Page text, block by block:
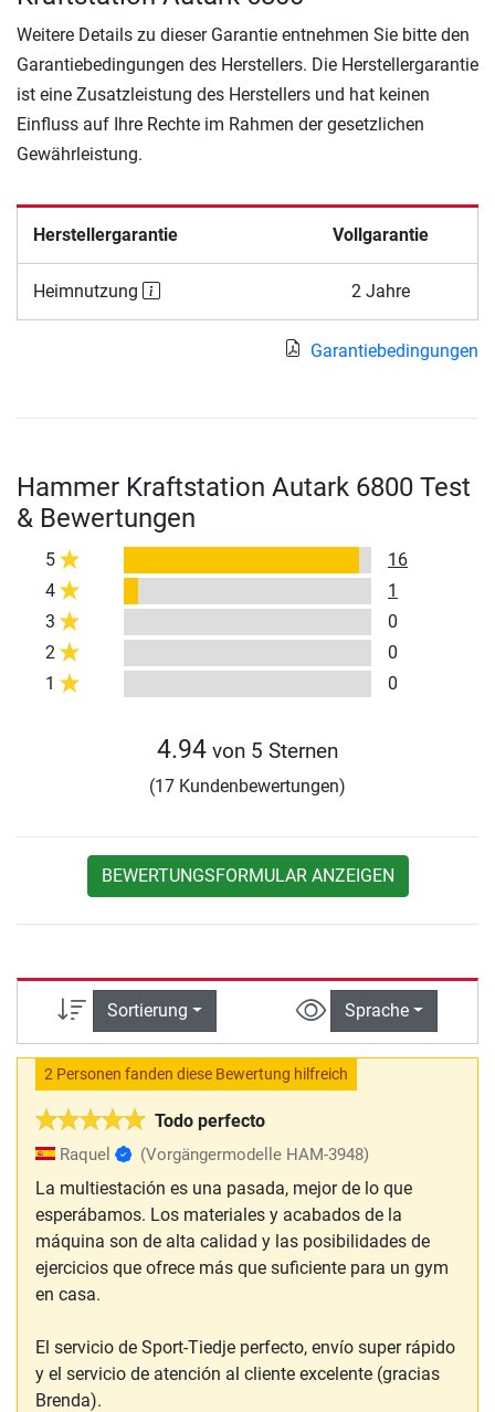
Weitere Details zu dieser Garantie entnehmen Sie bitte den
Garantiebedingungen des Herstellers. Die Herstellergarantie
ist eine Zusatzleistung des Herstellers und hat keinen
Einfluss auf Ihre Rechte im Rahmen der gesetzlichen
Gewährleistung.
Herstellergarantie Vollgarantie
Heimnutzung 2 Jahre
Garantiebedingungen
Hammer Kraftstation Autark 6800 Test
& Bewertungen
5
16
4
1
3
0
2
0
1
0
4.94 von 5 Sternen
(17 Kundenbewertungen)
BEWERTUNGSFORMULAR ANZEIGEN
Sortierung Sprache
Todo perfecto
2 Personen fanden diese Bewertung hilfreich
Raquel (Vorgängermodelle HAM-3948)
La multiestación es una pasada, mejor de lo que
esperábamos. Los materiales y acabados de la
máquina son de alta calidad y las posibilidades de
ejercicios que ofrece más que suficiente para un gym
en casa.
El servicio de Sport-Tiedje perfecto, envío super rápido
y el servicio de atención al cliente excelente (gracias
Brenda).